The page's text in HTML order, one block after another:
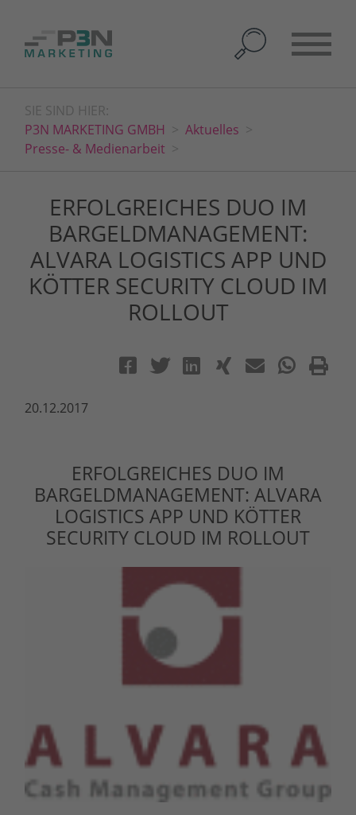
SIE SIND HIER:
P3N MARKETING GMBH
Aktuelles
Presse- & Medienarbeit
ERFOLGREICHES DUO IM
BARGELDMANAGEMENT:
ALVARA LOGISTICS APP UND
KÖTTER SECURITY CLOUD IM
ROLLOUT
20.12.2017
ERFOLGREICHES DUO IM
BARGELDMANAGEMENT: ALVARA
LOGISTICS APP UND KÖTTER
SECURITY CLOUD IM ROLLOUT